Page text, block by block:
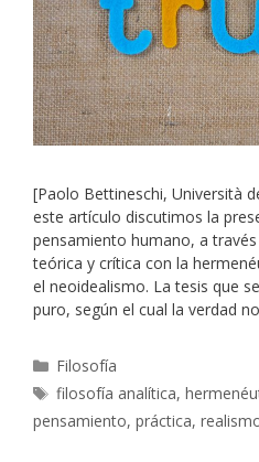
[Paolo Bettineschi, Università
este artículo discutimos la
pensamiento humano, a
teórica y crítica con la
el neoidealismo. La tesis que
puro, según el cual la verdad
Categorías
Filosofía
Etiquetas
filosofía analítica,
pensamiento, práctica,